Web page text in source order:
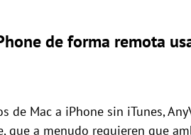
de forma remota
Mac a iPhone sin iTunes,
que a menudo requieren que